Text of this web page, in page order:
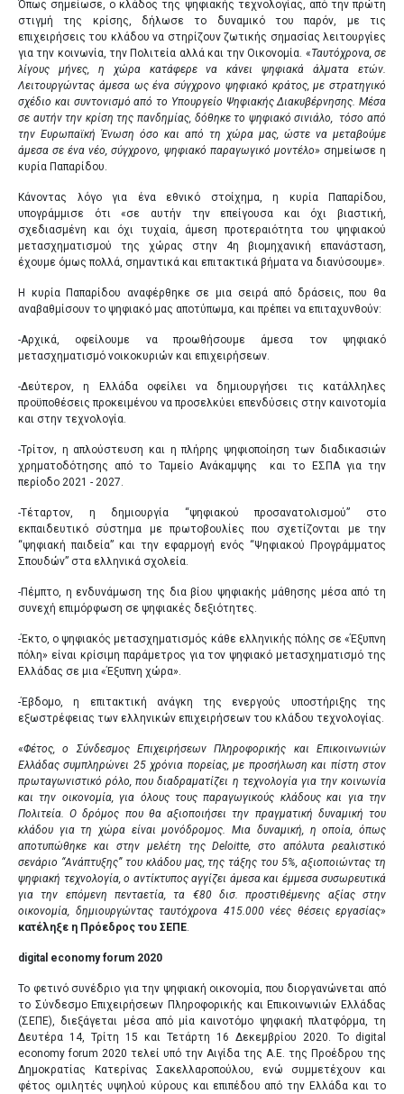
ΧΟΡΗΓΟΙ
MULTIMEDIA
VENUE
ΠΡΟΗΓΟΥΜΕΝΑ ΣΥΝΕΔΡΙΑ
GR EN
Όπως σημείωσε, ο κλάδος της ψηφιακής τεχνολογίας, από την πρώτη
στιγμή της κρίσης, δήλωσε το δυναμικό του παρόν, με τις
επιχειρήσεις του κλάδου να στηρίζουν ζωτικής σημασίας λειτουργίες
για την κοινωνία, την Πολιτεία αλλά και την Οικονομία. «Ταυτόχρονα, σε
λίγους μήνες, η χώρα κατάφερε να κάνει ψηφιακά άλματα ετών.
Λειτουργώντας άμεσα ως ένα σύγχρονο ψηφιακό κράτος, με στρατηγικό
σχέδιο και συντονισμό από το Υπουργείο Ψηφιακής Διακυβέρνησης. Μέσα
σε αυτήν την κρίση της πανδημίας, δόθηκε το ψηφιακό σινιάλο, τόσο από
την Ευρωπαϊκή Ένωση όσο και από τη χώρα μας, ώστε να μεταβούμε
άμεσα σε ένα νέο, σύγχρονο, ψηφιακό παραγωγικό μοντέλο» σημείωσε η
κυρία Παπαρίδου.
Κάνοντας λόγο για ένα εθνικό στοίχημα, η κυρία Παπαρίδου,
υπογράμμισε ότι «σε αυτήν την επείγουσα και όχι βιαστική,
σχεδιασμένη και όχι τυχαία, άμεση προτεραιότητα του ψηφιακού
μετασχηματισμού της χώρας στην 4η βιομηχανική επανάσταση,
έχουμε όμως πολλά, σημαντικά και επιτακτικά βήματα να διανύσουμε».
Η κυρία Παπαρίδου αναφέρθηκε σε μια σειρά από δράσεις, που θα
αναβαθμίσουν το ψηφιακό μας αποτύπωμα, και πρέπει να επιταχυνθούν:
-Αρχικά, οφείλουμε να προωθήσουμε άμεσα τον ψηφιακό
μετασχηματισμό νοικοκυριών και επιχειρήσεων.
-Δεύτερον, η Ελλάδα οφείλει να δημιουργήσει τις κατάλληλες
προϋποθέσεις προκειμένου να προσελκύει επενδύσεις στην καινοτομία
και στην τεχνολογία.
-Τρίτον, η απλούστευση και η πλήρης ψηφιοποίηση των διαδικασιών
χρηματοδότησης από το Ταμείο Ανάκαμψης και το ΕΣΠΑ για την
περίοδο 2021 - 2027.
-Τέταρτον, η δημιουργία “ψηφιακού προσανατολισμού” στο
εκπαιδευτικό σύστημα με πρωτοβουλίες που σχετίζονται με την
“ψηφιακή παιδεία” και την εφαρμογή ενός “Ψηφιακού Προγράμματος
Σπουδών” στα ελληνικά σχολεία.
-Πέμπτο, η ενδυνάμωση της δια βίου ψηφιακής μάθησης μέσα από τη
συνεχή επιμόρφωση σε ψηφιακές δεξιότητες.
-Έκτο, ο ψηφιακός μετασχηματισμός κάθε ελληνικής πόλης σε «Έξυπνη
πόλη» είναι κρίσιμη παράμετρος για τον ψηφιακό μετασχηματισμό της
Ελλάδας σε μια «Έξυπνη χώρα».
-Έβδομο, η επιτακτική ανάγκη της ενεργούς υποστήριξης της
εξωστρέφειας των ελληνικών επιχειρήσεων του κλάδου τεχνολογίας.
«Φέτος, ο Σύνδεσμος Επιχειρήσεων Πληροφορικής και Επικοινωνιών
Ελλάδας συμπληρώνει 25 χρόνια πορείας, με προσήλωση και πίστη στον
πρωταγωνιστικό ρόλο, που διαδραματίζει η τεχνολογία για την κοινωνία
και την οικονομία, για όλους τους παραγωγικούς κλάδους και για την
Πολιτεία.O δρόμος που θα αξιοποιήσει την πραγματική δυναμική του
κλάδου για τη χώρα είναι μονόδρομος. Μια δυναμική, η οποία, όπως
αποτυπώθηκε και στην μελέτη της Deloitte, στο απόλυτα ρεαλιστικό
σενάριο “Ανάπτυξης” του κλάδου μας, της τάξης του 5%, αξιοποιώντας τη
ψηφιακή τεχνολογία, ο αντίκτυπος αγγίζει άμεσα και έμμεσα συσωρευτικά
για την επόμενη πενταετία, τα €80 δισ. προστιθέμενης αξίας στην
οικονομία, δημιουργώντας ταυτόχρονα 415.000 νέες θέσεις εργασίας»
κατέληξε η Πρόεδρος του ΣΕΠΕ
digital economy forum 2020
Το φετινό συνέδριο για την ψηφιακή οικονομία, που διοργανώνεται από
το Σύνδεσμο Επιχειρήσεων Πληροφορικής και Επικοινωνιών Ελλάδας
(ΣΕΠΕ), διεξάγεται μέσα από μία καινοτόμο ψηφιακή πλατφόρμα, τη
Δευτέρα 14, Τρίτη 15 και Τετάρτη 16 Δεκεμβρίου 2020. Το digital
economy forum 2020 τελεί υπό την Αιγίδα της Α.E. της Προέδρου της
Δημοκρατίας Κατερίνας Σακελλαροπούλου, ενώ συμμετέχουν και
φέτος ομιλητές υψηλού κύρους και επιπέδου από την Ελλάδα και το